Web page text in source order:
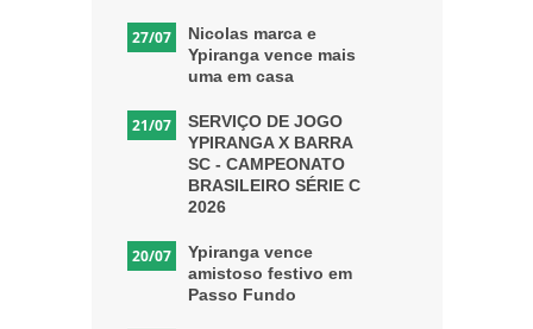
27/07
Nicolas marca e
Ypiranga vence mais
uma em casa
21/07
SERVIÇO DE JOGO
YPIRANGA X BARRA
SC - CAMPEONATO
BRASILEIRO SÉRIE C
2026
20/07
Ypiranga vence
amistoso festivo em
Passo Fundo